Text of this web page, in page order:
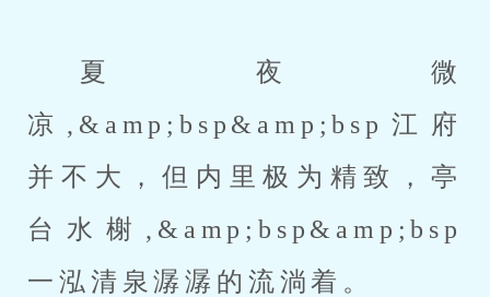
夏夜微
凉,&amp;bsp&amp;bsp江府
并不大，但内里极为精致，亭
台水榭,&amp;bsp&amp;bsp
一泓清泉潺潺的流淌着。